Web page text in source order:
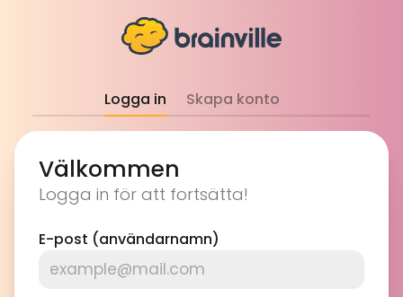
Logga in Skapa konto
Välkommen
Logga in för att fortsätta!
E-post (användarnamn)